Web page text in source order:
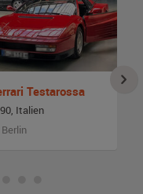
Testarossa
Italien
Berlin